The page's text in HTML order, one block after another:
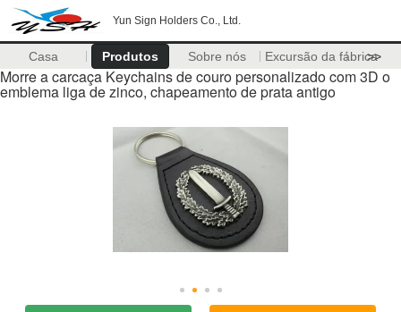
Yun Sign Holders Co., Ltd.
Casa Produtos Sobre nós Excursão da fábrica
>>
Morre a carcaça Keychains de couro personalizado com 3D o
emblema liga de zinco, chapeamento de prata antigo